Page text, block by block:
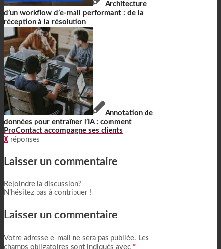
Architecture
d’un workflow d’e-mail performant : de la
réception à la résolution
Annotation de
données pour entraîner l’IA : comment
ProContact accompagne ses clients
0 réponses
Laisser un commentaire
Rejoindre la discussion?
N’hésitez pas à contribuer !
Laisser un commentaire
Votre adresse e-mail ne sera pas publiée. Les
champs obligatoires sont indiqués avec *